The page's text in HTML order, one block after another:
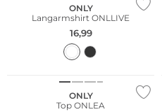
ONLY
Langarmshirt ONLLIVE
16,99
ONLY
Top ONLEA